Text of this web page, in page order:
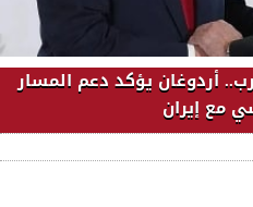
أردوغان يؤكد دعم المسار
مع إيران